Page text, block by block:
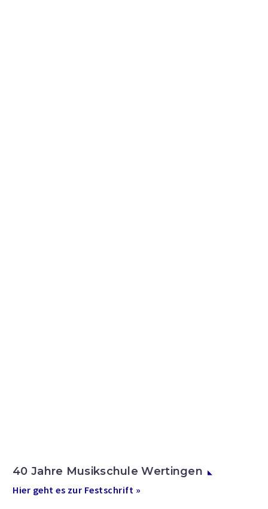
40 Jahre Musikschule Wertingen
Hier geht es zur Festschrift »